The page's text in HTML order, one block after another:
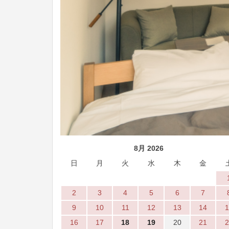
8月 2026
日
月 火 水 木 金
2
3 4 5 6 7
9
10 11 12 13 14
16
17 18 19 20 21